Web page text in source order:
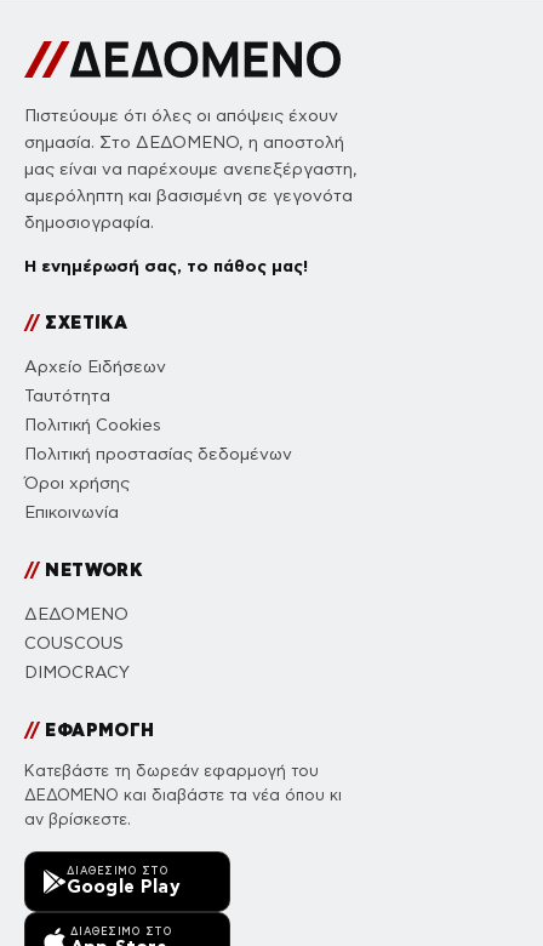
Πιστεύουμε ότι όλες οι απόψεις έχουν
σημασία. Στο ΔΕΔΟΜΕΝΟ, η αποστολή
μας είναι να παρέχουμε ανεπεξέργαστη,
αμερόληπτη και βασισμένη σε γεγονότα
δημοσιογραφία.
Η ενημέρωσή σας, το πάθος μας!
//ΣΧΕΤΙΚΑ
Αρχείο Ειδήσεων
Ταυτότητα
Πολιτική Cookies
Πολιτική προστασίας δεδομένων
Όροι χρήσης
Επικοινωνία
//NETWORK
ΔΕΔΟΜΕΝΟ
COUSCOUS
DIMOCRACY
//ΕΦΑΡΜΟΓΗ
Κατεβάστε τη δωρεάν εφαρμογή του
ΔΕΔΟΜΕΝΟ και διαβάστε τα νέα όπου κι
αν βρίσκεστε.
ΔΙΑΘΈΣΙΜΟ ΣΤΟ
Google Play
ΔΙΑΘΈΣΙΜΟ ΣΤΟ